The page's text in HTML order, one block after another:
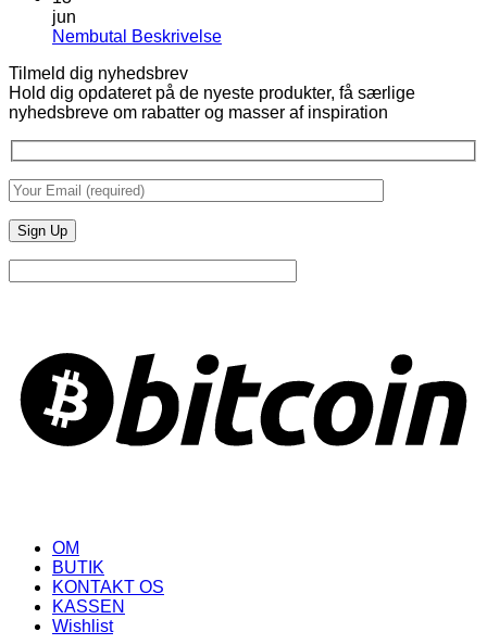
jun
Nembutal BeskrivelseIngen
Nembutal
Beskrivelse
Tilmeld dig nyhedsbrev
Hold dig opdateret på de nyeste produkter, få særlige
nyhedsbreve om rabatter og masser af inspiration
OM
BUTIK
KONTAKT OS
KASSEN
Wishlist